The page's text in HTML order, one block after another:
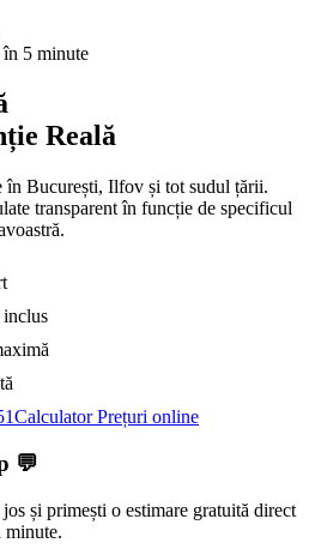
5 minute
Reală
în București, Ilfov și tot sudul țării.
transparent în funcție de specificul
inclus
Calculator Prețuri online
💬
și primești o estimare gratuită direct
minute.